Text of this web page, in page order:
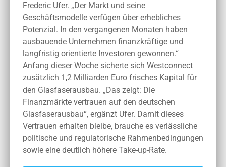
Frederic Ufer. „Der Markt und seine
Geschäftsmodelle verfügen über erhebliches
Potenzial. In den vergangenen Monaten haben
ausbauende Unternehmen finanzkräftige und
langfristig orientierte Investoren gewonnen.“
Anfang dieser Woche sicherte sich Westconnect
zusätzlich 1,2 Milliarden Euro frisches Kapital für
den Glasfaserausbau. „Das zeigt: Die
Finanzmärkte vertrauen auf den deutschen
Glasfaserausbau“, ergänzt Ufer. Damit dieses
Vertrauen erhalten bleibe, brauche es verlässliche
politische und regulatorische Rahmenbedingungen
sowie eine deutlich höhere Take-up-Rate.